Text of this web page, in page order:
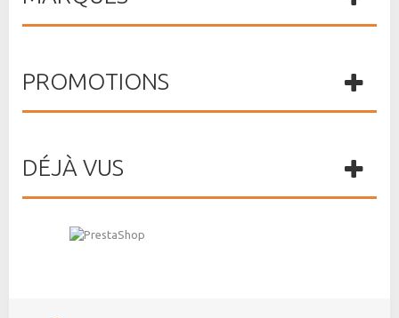
PROMOTIONS
DÉJÀ VUS